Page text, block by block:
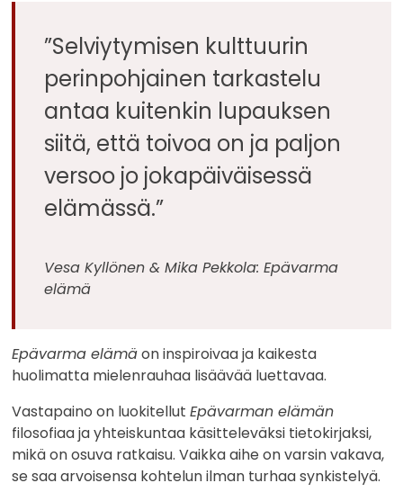
”Selviytymisen kulttuurin
perinpohjainen tarkastelu
antaa kuitenkin lupauksen
siitä, että toivoa on ja paljon
versoo jo jokapäiväisessä
elämässä.”
Vesa Kyllönen & Mika Pekkola: Epävarma
elämä
Epävarma elämäon inspiroivaa ja kaikesta
huolimatta mielenrauhaa lisäävää luettavaa.
Vastapaino on luokitellutEpävarman elämän
filosofiaa ja yhteiskuntaa käsitteleväksi tietokirjaksi,
mikä on osuva ratkaisu. Vaikka aihe on varsin vakava,
se saa arvoisensa kohtelun ilman turhaa synkistelyä.